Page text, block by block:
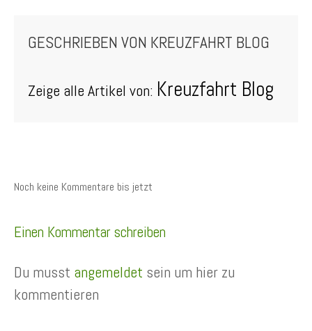
GESCHRIEBEN VON KREUZFAHRT BLOG
Zeige alle Artikel von: Kreuzfahrt Blog
Noch keine Kommentare bis jetzt
Einen Kommentar schreiben
Du musst angemeldet sein um hier zu
kommentieren